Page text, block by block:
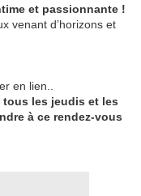
et passionnante !
venant d’horizons et
en lien..
tous les jeudis et les
à ce rendez-vous